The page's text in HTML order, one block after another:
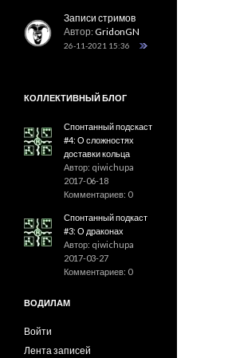
Записи стримов
Автор:GridonGN
26-11-2021 15:36
КОЛЛЕКТИВНЫЙ БЛОГ
Спонтанный подскаст
#4: О сложностях
доставки кольца
Автор: qiwichupa
2017-06-18
Комментариев: 0
Спонтанный подкаст
#3: О драконах
Автор: qiwichupa
2017-03-27
Комментариев: 0
ВОДИЛАМ
Войти
Лента записей